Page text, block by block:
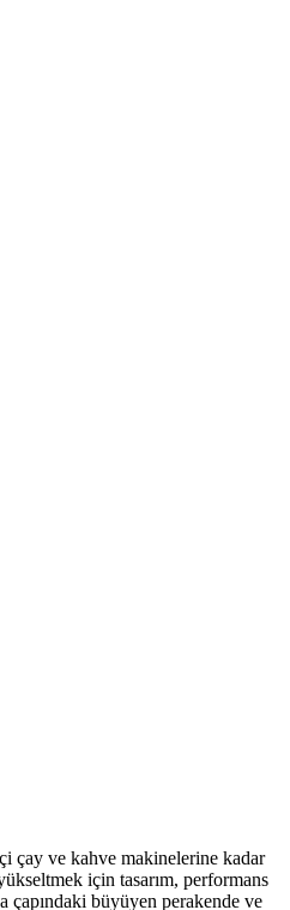
çay ve kahve makinelerine kadar
için tasarım, performans
büyüyen perakende ve